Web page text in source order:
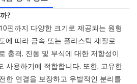
?
핀까지 다양한 크기로 제공되는 원형
에 따라 금속 또는 플라스틱 재질로
충격, 진동 및 부식에 대한 저항성이
사용하기에 적합합니다. 또한, 고유한
한 연결을 보장하고 우발적인 분리를